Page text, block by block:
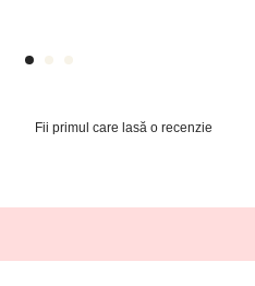
Fii primul care lasă o recenzie